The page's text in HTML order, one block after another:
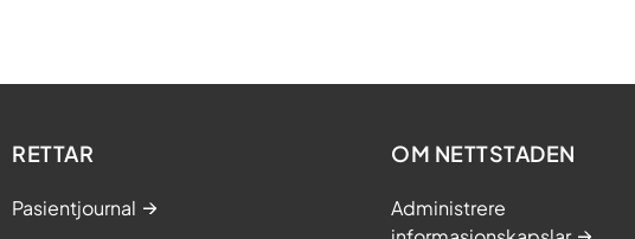
RETTAR
Pasientjournal
OM NETTSTADEN
Administrere